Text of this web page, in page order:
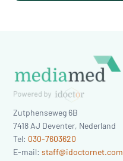
Zutphenseweg 6B
7418 AJ Deventer, Nederland
Tel: 030-7603620
E-mail:staff@idoctornet.com